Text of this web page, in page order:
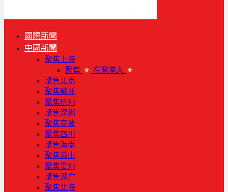
國際新聞
中國新聞
聚焦上海
聚焦
在滬港人
聚焦北京
聚焦蘇浙
聚焦杭州
聚焦深圳
聚焦寧波
聚焦四川
聚焦海南
聚焦黃山
聚焦贵州
聚焦湖广
聚焦北海